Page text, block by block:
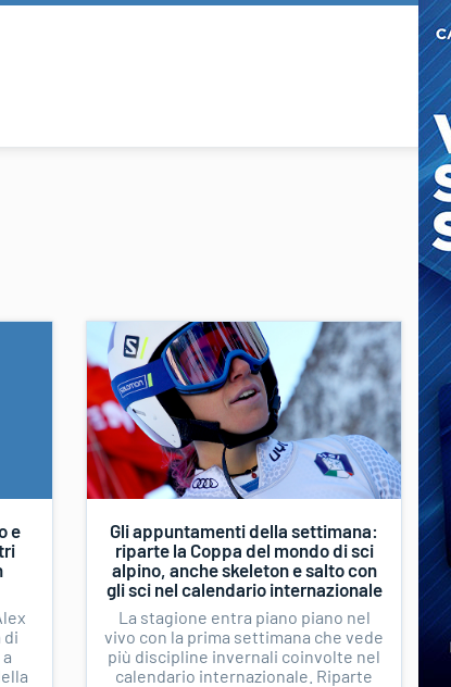
e
di
Gli appuntamenti della settimana:
riparte la Coppa del mondo di sci
alpino, anche skeleton e salto con
gli sci nel calendario internazionale
La stagione entra piano piano nel
vivo con la prima settimana che vede
più discipline invernali coinvolte nel
calendario internazionale. Riparte